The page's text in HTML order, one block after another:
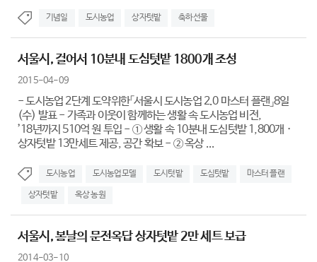
기념일 도시농업 상자텃밭 축하선물
서울시, 걸어서 10분내 도심텃밭 1800개 조성
2015-04-09
- 도시농업 2단계 도약위한「서울시 도시농업 2.0 마스터 플랜」8일
(수) 발표 - 가족과 이웃이 함께하는 생활 속 도시농업 비전,
’18년까지 510억 원 투입 - ① 생활 속 10분내 도심텃밭 1,800개 ·
상자텃밭 13만세트 제공, 공간 확보 - ② 옥상 ...
도시농업 도시농업모델 도시텃밭 도심텃밭 마스터 플랜
상자텃밭 옥상 농원
서울시, 봄날의 문전옥답 상자텃밭 2만 세트 보급
2014-03-10